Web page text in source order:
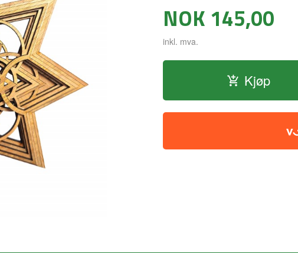
Pris
NOK 145,00
inkl. mva.
Kjøp